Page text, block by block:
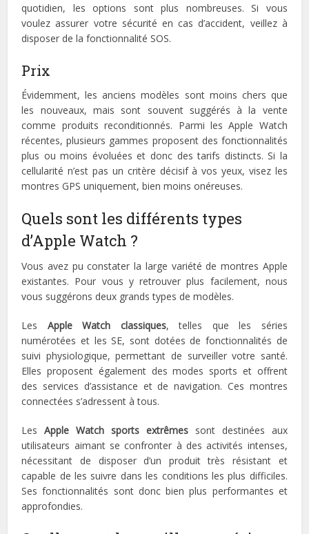
quotidien, les options sont plus nombreuses. Si vous
voulez assurer votre sécurité en cas d’accident, veillez à
disposer de la fonctionnalité SOS.
Prix
Évidemment, les anciens modèles sont moins chers que
les nouveaux, mais sont souvent suggérés à la vente
comme produits reconditionnés. Parmi les Apple Watch
récentes, plusieurs gammes proposent des fonctionnalités
plus ou moins évoluées et donc des tarifs distincts. Si la
cellularité n’est pas un critère décisif à vos yeux, visez les
montres GPS uniquement, bien moins onéreuses.
Quels sont les différents types
d’Apple Watch ?
Vous avez pu constater la large variété de montres Apple
existantes. Pour vous y retrouver plus facilement, nous
vous suggérons deux grands types de modèles.
Les Apple Watch classiques, telles que les séries
numérotées et les SE, sont dotées de fonctionnalités de
suivi physiologique, permettant de surveiller votre santé.
Elles proposent également des modes sports et offrent
des services d’assistance et de navigation. Ces montres
connectées s’adressent à tous.
LesApple Watch sports extrêmessont destinées aux
utilisateurs aimant se confronter à des activités intenses,
nécessitant de disposer d’un produit très résistant et
capable de les suivre dans les conditions les plus difficiles.
Ses fonctionnalités sont donc bien plus performantes et
approfondies.